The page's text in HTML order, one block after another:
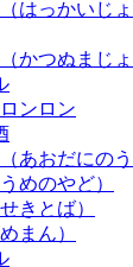
はっかいじょ
かつぬまじょ
ンロン
あおだにのう
めのやど）
きとば）
まん）